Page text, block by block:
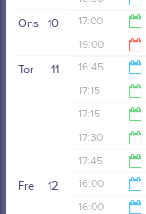
19:15
20:00
10
Ons 17:00
18:30
19:00
21:00
11
Tor 16:45
17:30
17:15
18:30
17:15
18:30
17:30
19:00
17:45
19:15
12
Fre 16:00
16:00